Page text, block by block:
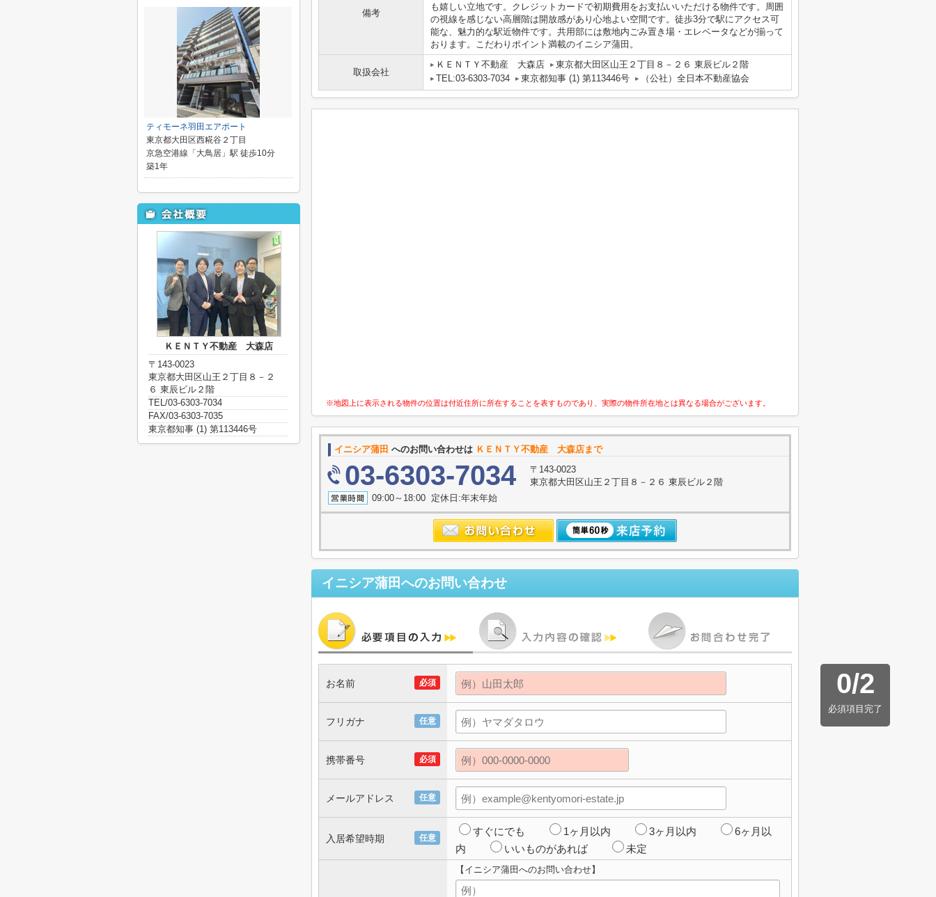
備考
も嬉しい立地です。クレジットカードで初期費用をお支払いいただける物件です。周囲
の視線を感じない高層階は開放感があり心地よい空間です。徒歩3分で駅にアクセス可
能な、魅力的な駅近物件です。共用部には敷地内ごみ置き場・エレベータなどが揃って
おります。こだわりポイント満載のイニシア蒲田。
取扱会社
ＫＥＮＴＹ不動産 大森店
東京都大田区山王２丁目８－２６ 東辰ビル２階
TEL:03-6303-7034
東京都知事 (1) 第113446号 （公社）全日本不動産協会
※地図上に表示される物件の位置は付近住所に所在することを表すものであり、実際の物件所在地とは異なる場合がございます。
イニシア蒲田 へのお問い合わせは ＫＥＮＴＹ不動産 大森店まで
03-6303-7034
〒143-0023
東京都大田区山王２丁目８－２６ 東辰ビル２階
09:00～18:00 定休日:年末年始
イニシア蒲田へのお問い合わせ
0/2
必須項目完了
必須
お名前
任意
フリガナ
必須
携帯番号
任意
メールアドレス
任意
入居希望時期
すぐにでも 1ヶ月以内 3ヶ月以内
6ヶ月以
内
いいものがあれば 未定
【イニシア蒲田へのお問い合わせ】
ティモーネ羽田エアポート
東京都大田区西糀谷２丁目
京急空港線「大鳥居」駅 徒歩10分
築1年
ＫＥＮＴＹ不動産 大森店
〒143-0023
東京都大田区山王２丁目８－２
６ 東辰ビル２階
TEL/03-6303-7034
FAX/03-6303-7035
東京都知事 (1) 第113446号